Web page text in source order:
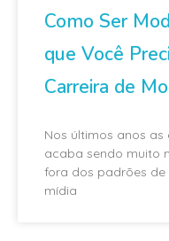
Como Ser
que Você
Carreira de
Nos últimos anos
acaba sendo muito
fora dos padrões
mídia